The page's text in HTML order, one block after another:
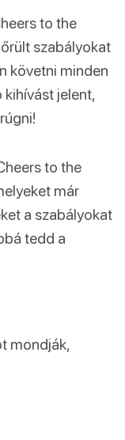
to the
szabályokat
követni minden
jelent,
to the
már
a szabályokat
tedd a
mondják,